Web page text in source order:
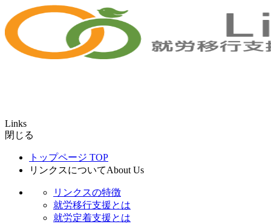
Links
閉じる
トップページ TOP
リンクスについてAbout Us
リンクスの特徴
就労移行支援とは
就労定着支援とは